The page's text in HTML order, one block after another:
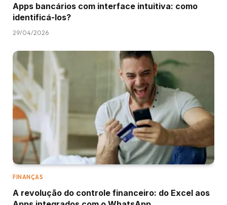
Apps bancários com interface intuitiva: como
identificá-los?
29/04/2026
FINANÇAS
A revolução do controle financeiro: do Excel aos